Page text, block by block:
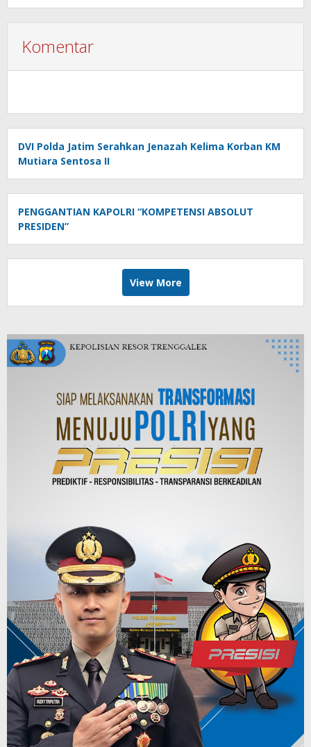
Komentar
DVI Polda Jatim Serahkan Jenazah Kelima Korban KM
Mutiara Sentosa II
PENGGANTIAN KAPOLRI “KOMPETENSI ABSOLUT
PRESIDEN”
View More